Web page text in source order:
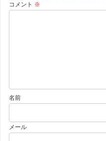
コメント ※
名前
メール